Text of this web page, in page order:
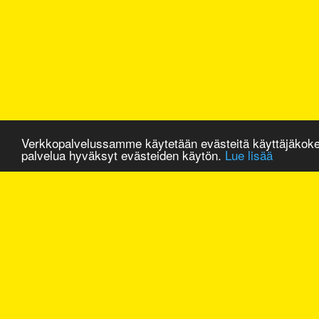
Verkkopalvelussamme käytetään evästeitä
palvelua hyväksyt evästeiden käytön. Lue lisää